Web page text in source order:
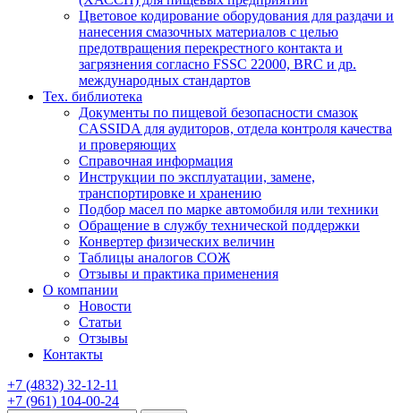
Цветовое кодирование оборудования для раздачи и
нанесения смазочных материалов с целью
предотвращения перекрестного контакта и
загрязнения согласно FSSC 22000, BRC и др.
международных стандартов
Тех. библиотека
Документы по пищевой безопасности смазок
CASSIDA для аудиторов, отдела контроля качества
и проверяющих
Справочная информация
Инструкции по эксплуатации, замене,
транспортировке и хранению
Подбор масел по марке автомобиля или техники
Обращение в службу технической поддержки
Конвертер физических величин
Таблицы аналогов СОЖ
Отзывы и практика применения
О компании
Новости
Статьи
Отзывы
Контакты
+7 (4832) 32-12-11
+7 (961) 104-00-24